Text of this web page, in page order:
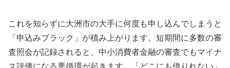
これを知らずに大洲市の大手に何度も申し込んでしまうと
「申込みブラック」が積み上がります。短期間に多数の審
査照会が記録されると、中小消費者金融の審査でもマイナ
ス評価になる悪循環が起きます。「どこにも借りれない」